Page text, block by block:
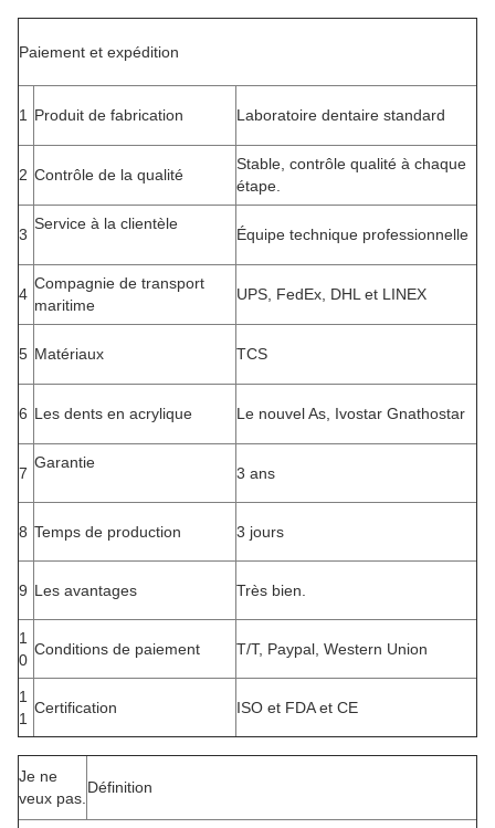
Paiement et expédition
1 Produit de fabrication Laboratoire dentaire standard
2 Contrôle de la qualité
Stable, contrôle qualité à chaque
étape.
3
Service à la clientèle
Équipe technique professionnelle
4
Compagnie de transport
maritime
UPS, FedEx, DHL et LINEX
5 Matériaux TCS
6 Les dents en acrylique Le nouvel As, Ivostar Gnathostar
7
Garantie
3 ans
8 Temps de production 3 jours
9 Les avantages Très bien.
1
0
Conditions de paiement T/T, Paypal, Western Union
1
1
Certification ISO et FDA et CE
Je ne
veux pas.
Définition